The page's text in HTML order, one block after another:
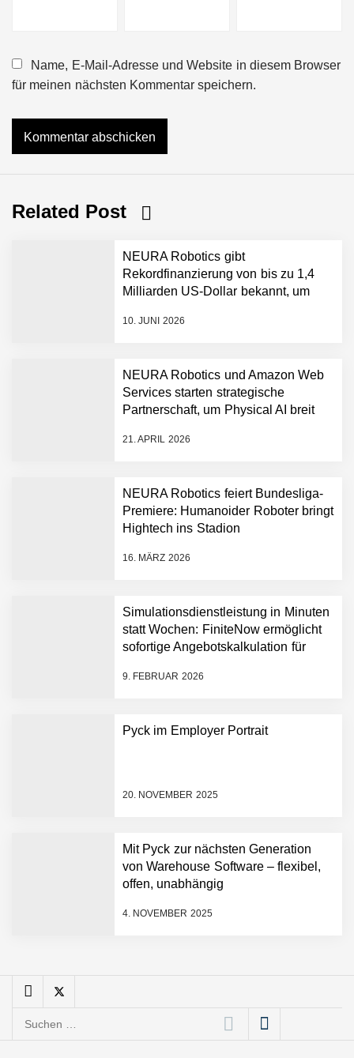
Name, E-Mail-Adresse und Website in diesem Browser
für meinen nächsten Kommentar speichern.
Related Post
NEURA Robotics gibt
Rekordfinanzierung von bis zu 1,4
Milliarden US-Dollar bekannt, um
Physical-AI-Plattform zu
10. JUNI 2026
NEURA Robotics und Amazon Web
Services starten strategische
Partnerschaft, um Physical AI breit
21. APRIL 2026
NEURA Robotics feiert Bundesliga-
Premiere: Humanoider Roboter bringt
Hightech ins Stadion
16. MÄRZ 2026
Simulationsdienstleistung in Minuten
statt Wochen: FiniteNow ermöglicht
sofortige Angebotskalkulation für
9. FEBRUAR 2026
Pyck im Employer Portrait
20. NOVEMBER 2025
Mit Pyck zur nächsten Generation
von Warehouse Software – flexibel,
offen, unabhängig
4. NOVEMBER 2025
NEURA Robotics gibt
Rekordfinanzierung von
Dollar bekannt, um den
Plattform zu beschleunigen
NEURA Robotics und
Amazon Web Services
starten strategische
AI breit auszurollen
Humanoider Roboter bringt
Hightech ins Stadion
Simulationsdienstleistung in
Minuten statt Wochen:
FiniteNow ermöglicht
Entwicklungsprozesse
Maximilian Mack von Pyck
Generation von Warehouse
Software – flexibel, offen,
Suchen